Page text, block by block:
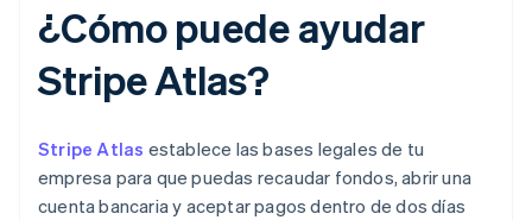
¿Cómo puede ayudar
Stripe Atlas?
Stripe Atlas establece las bases legales de tu
empresa para que puedas recaudar fondos, abrir una
cuenta bancaria y aceptar pagos dentro de dos días